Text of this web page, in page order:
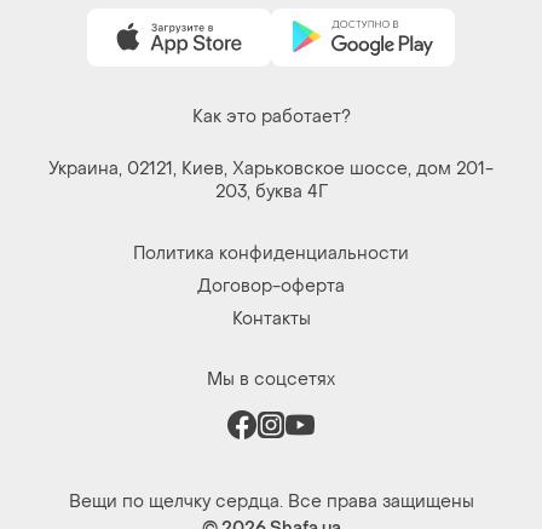
Как это работает?
Украина, 02121, Киев, Харьковское шоссе, дом 201-
203, буква 4Г
Политика конфиденциальности
Договор-оферта
Контакты
Мы в соцсетях
Вещи по щелчку сердца. Все права защищены